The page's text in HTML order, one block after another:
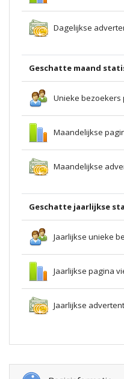
Dagelijkse
Geschatte maand
Unieke bezoekers
Maandelijkse
Maandelijkse
Geschatte jaarlijkse
Jaarlijkse unieke
Jaarlijkse pagina
Jaarlijkse